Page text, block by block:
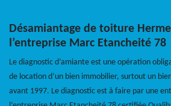
Désamiantage de toiture
l’entreprise Marc Etancheité 78
Le diagnostic d’amiante est une opération
de location d’un bien immobilier, surtout un
avant 1997. Le diagnostic est à faire par une